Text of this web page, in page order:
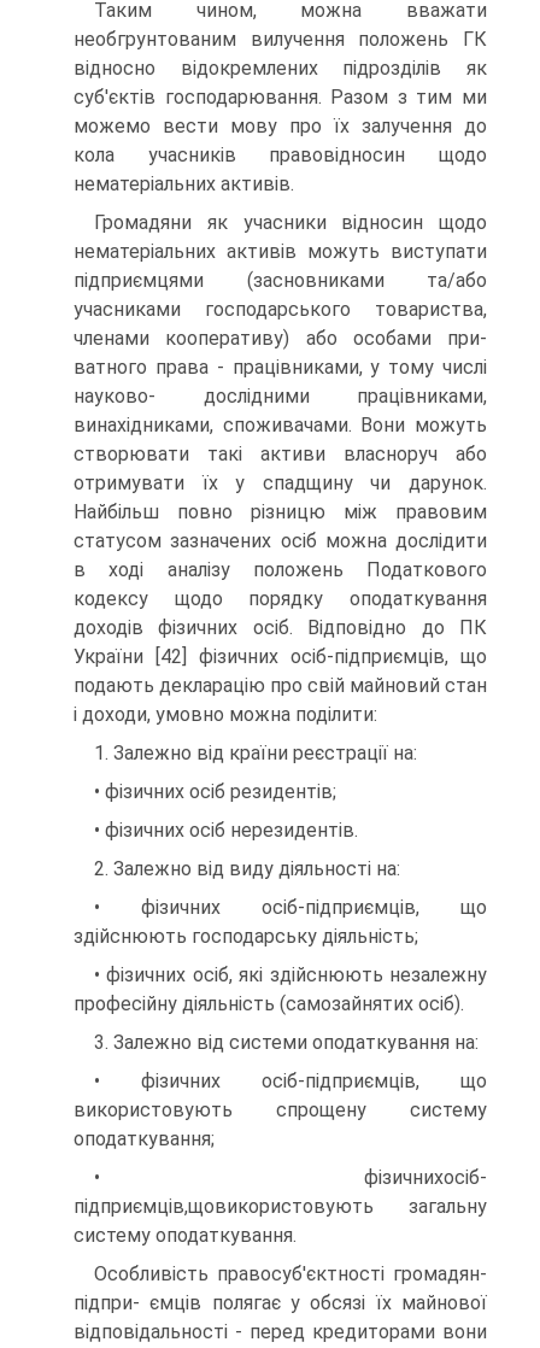
Таким чином, можна вважати
необгрунтова­ним вилучення положень ГК
відносно відокремле­них підрозділів як
суб'єктів господарювання. Разом з тим ми
можемо вести мову про їх залучення до
кола учасників правовідносин щодо
нематеріальних активів.
Громадяни як учасники відносин щодо
немате­ріальних активів можуть виступати
підприємцями (засновниками та/або
учасниками господарського товариства,
членами кооперативу) або особами при­
ватного права - працівниками, у тому числі
науково- дослідними працівниками,
винахідниками, спожива­чами. Вони можуть
створювати такі активи власноруч або
отримувати їх у спадщину чи дарунок.
Найбільш повно різницю між правовим
статусом зазначених осіб можна дослідити
в ході аналізу положень Подат­кового
кодексу щодо порядку оподаткування
доходів фізичних осіб. Відповідно до ПК
України [42] фізич­них осіб-підприємців, що
подають декларацію про свій майновий стан
і доходи, умовно можна поділити:
1. Залежно від країни реєстрації на:
• фізичних осіб резидентів;
• фізичних осіб нерезидентів.
2. Залежно від виду діяльності на:
• фізичних осіб-підприємців, що
здійснюють господарську діяльність;
• фізичних осіб, які здійснюють незалежну
про­фесійну діяльність (самозайнятих осіб).
3. Залежно від системи оподаткування на:
• фізичних осіб-підприємців, що
використову­ють спрощену систему
оподаткування;
• фізичнихосіб-
підприємців,щовикористовують загальну
систему оподаткування.
Особливість правосуб'єктності громадян-
підпри- ємців полягає у обсязі їх майнової
відповідальнос­ті - перед кредиторами вони